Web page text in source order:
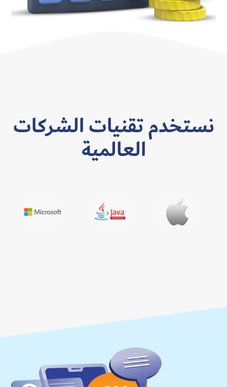
نستخدم تقنيات الشركات
العالمية